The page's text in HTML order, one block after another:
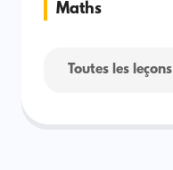
Maths
Toutes les leçons